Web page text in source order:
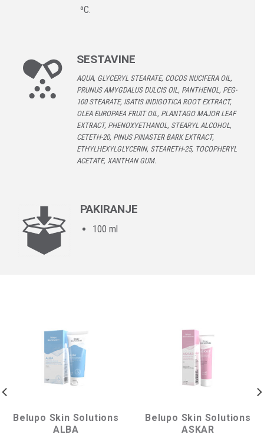
ºC.
SESTAVINE
AQUA, GLYCERYL STEARATE, COCOS NUCIFERA OIL,
PRUNUS AMYGDALUS DULCIS OIL, PANTHENOL, PEG-
100 STEARATE, ISATIS INDIGOTICA ROOT EXTRACT,
OLEA EUROPAEA FRUIT OIL, PLANTAGO MAJOR LEAF
EXTRACT, PHENOXYETHANOL, STEARYL ALCOHOL,
CETETH-20, PINUS PINASTER BARK EXTRACT,
ETHYLHEXYLGLYCERIN, STEARETH-25, TOCOPHERYL
ACETATE, XANTHAN GUM.
PAKIRANJE
100 ml
Belupo Skin Solutions
ALBA
Belupo Skin Solutions
ASKAR